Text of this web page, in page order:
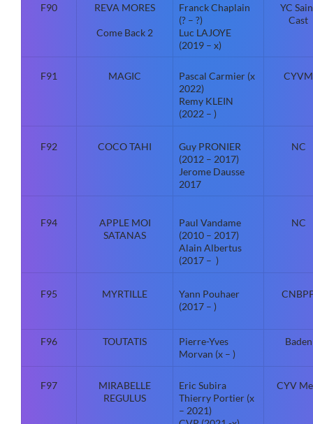
F90 REVA MORES
Come Back 2
Franck Chaplain
(? – ?)
Luc LAJOYE
(2019 – x)
YC
Cast
F91 MAGIC
Pascal Carmier (x
2022)
Remy KLEIN
(2022 – )
CYVM
F92 COCO TAHI
Guy PRONIER
(2012 – 2017)
Jerome Dausse
2017
NC
F94
APPLE MOI
SATANAS
Paul Vandame
(2010 – 2017)
Alain Albertus
(2017 – )
NC
F95 MYRTILLE
Yann Pouhaer
(2017 – )
F96 TOUTATIS
Pierre-Yves
Morvan (x – )
Baden
F97
MIRABELLE
REGULUS
Eric Subira
Thierry Portier (x
– 2021)
CYV